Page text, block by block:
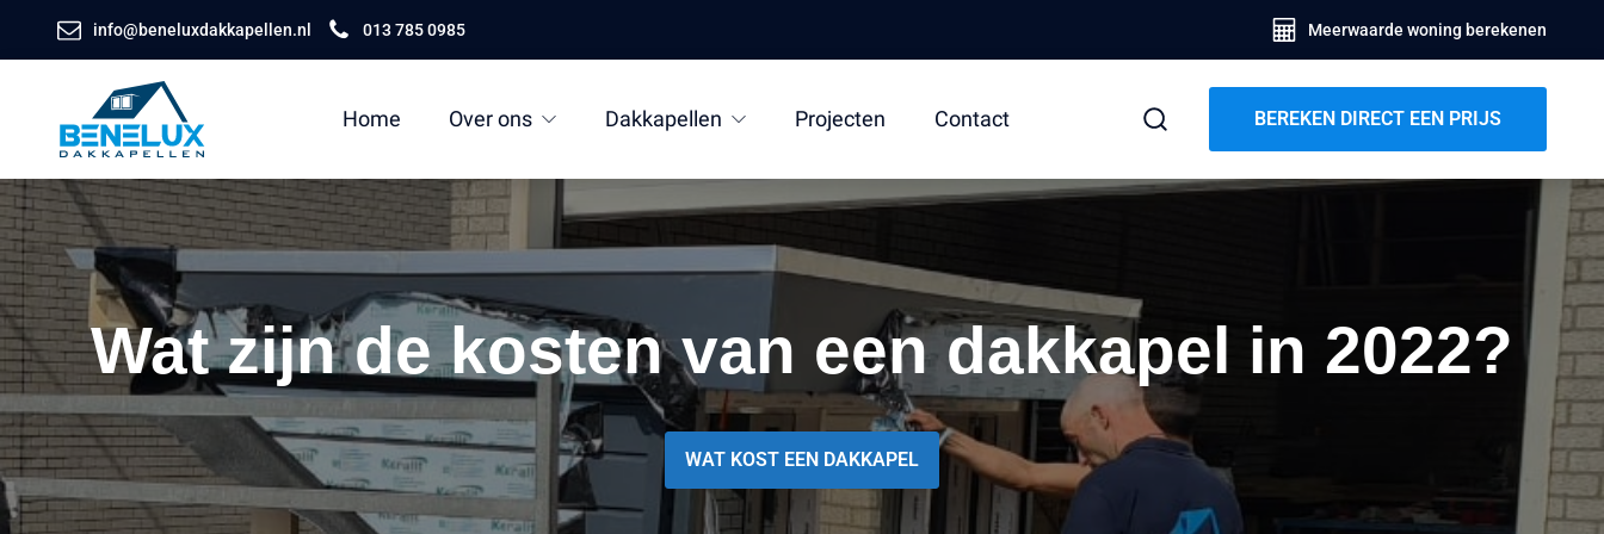
info@beneluxdakkapellen.nl 013 785 0985 Meerwaarde woning berekenen
Home Over ons Dakkapellen Projecten Contact BEREKEN DIRECT EEN PRIJS
Wat zijn de kosten van een dakkapel in 2022?
WAT KOST EEN DAKKAPEL